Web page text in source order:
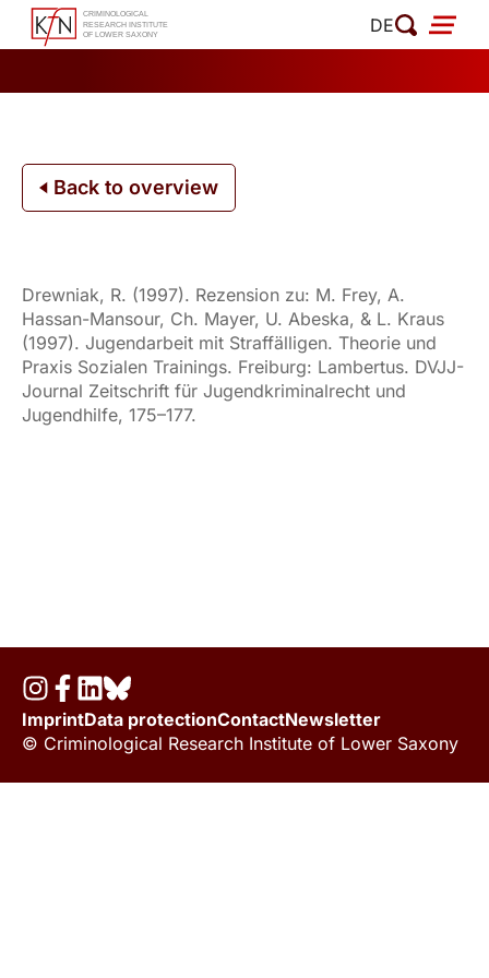
Skip
DE
Back to overview
Drewniak, R. (1997). Rezension zu: M. Frey, A.
Hassan-Mansour, Ch. Mayer, U. Abeska, & L. Kraus
(1997). Jugendarbeit mit Straffälligen. Theorie und
Praxis Sozialen Trainings. Freiburg: Lambertus. DVJJ-
Journal Zeitschrift für Jugendkriminalrecht und
Jugendhilfe, 175–177.
ImprintData protectionContactNewsletter
© Criminological Research Institute of Lower Saxony